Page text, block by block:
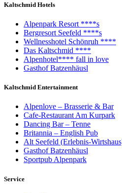
Kaltschmid Hotels
Alpenpark Resort ****s
Bergresort Seefeld ****s
Wellnesshotel Schönruh ****
Das Kaltschmid ****
Alpenhotel**** fall in love
Gasthof Batzenhäusl
Kaltschmid Entertainment
Alpenlove – Brasserie & Bar
Cafe-Restaurant Am Kurpark
Dancing Bar – Tenne
Britannia – English Pub
Alt Seefeld (Erlebnis-
Gasthof Batzenhäusl
Sportpub Alpenpark
Service